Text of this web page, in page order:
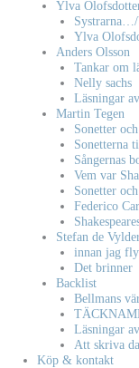
Ylva
Systrarna…/
Ylva
Anders Olsson
Tankar om
Nelly sachs
Läsningar
Martin Tegen
Sonetter
Sonetterna
Sångernas
Vem var
Sonetter
Federico
Stefan de
innan jag
Det brinner
Backlist
Bellmans
Läsningar
Att skriva
Köp & kontakt